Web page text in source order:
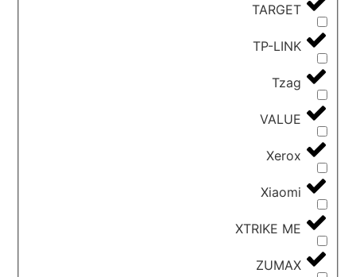
TARGET
TP-LINK
Tzag
VALUE
Xerox
Xiaomi
XTRIKE ME
ZUMAX